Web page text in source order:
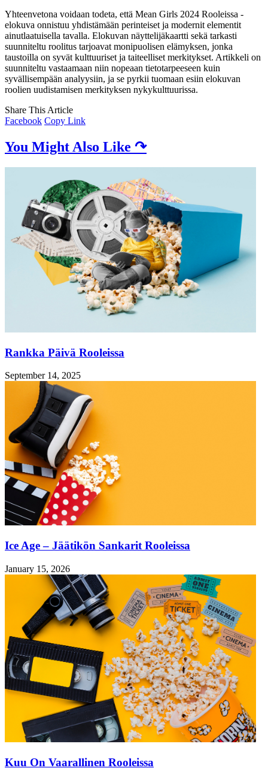
Yhteenvetona voidaan todeta, että Mean Girls 2024 Rooleissa -
elokuva onnistuu yhdistämään perinteiset ja modernit elementit
ainutlaatuisella tavalla. Elokuvan näyttelijäkaartti sekä tarkasti
suunniteltu roolitus tarjoavat monipuolisen elämyksen, jonka
taustoilla on syvät kulttuuriset ja taiteelliset merkitykset. Artikkeli on
suunniteltu vastaamaan niin nopeaan tietotarpeeseen kuin
syvällisempään analyysiin, ja se pyrkii tuomaan esiin elokuvan
roolien uudistamisen merkityksen nykykulttuurissa.
Share This Article
Facebook Copy Link
You Might Also Like ↷
Rankka Päivä Rooleissa
September 14, 2025
Ice Age – Jäätikön Sankarit Rooleissa
January 15, 2026
Kuu On Vaarallinen Rooleissa